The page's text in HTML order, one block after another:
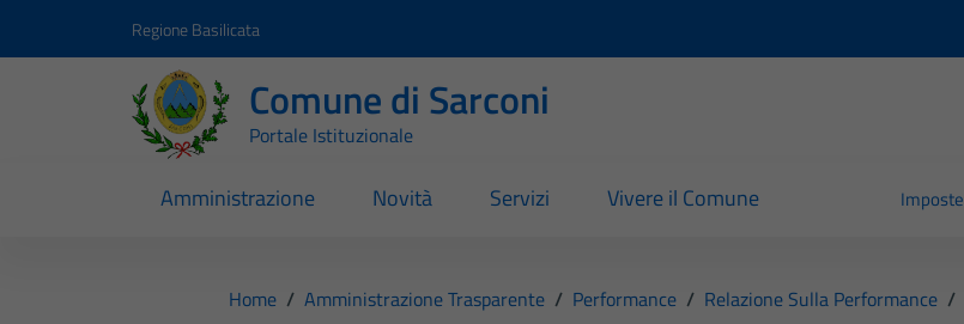
Regione Basilicata
Comune di Sarconi
Portale Istituzionale
Amministrazione Novità Servizi Vivere il Comune Imposte
Home / Amministrazione Trasparente / Performance / Relazione Sulla Performance /